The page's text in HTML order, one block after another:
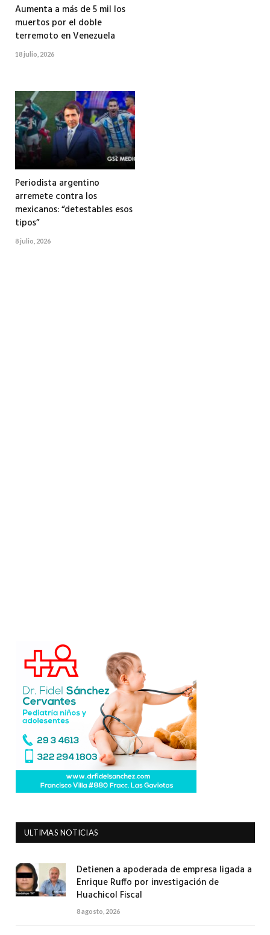
Aumenta a más de 5 mil los
muertos por el doble
terremoto en Venezuela
18 julio, 2026
Periodista argentino
arremete contra los
mexicanos: “detestables esos
tipos”
8 julio, 2026
ULTIMAS NOTICIAS
Detienen a apoderada de empresa ligada a
Enrique Ruffo por investigación de
Huachicol Fiscal
8 agosto, 2026